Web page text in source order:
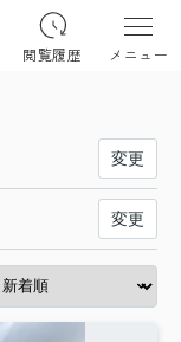
閲覧履歴 メニュー
変更
変更